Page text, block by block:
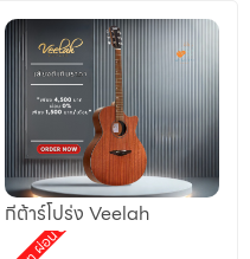
กีต้าร์โปร่ง Veelah